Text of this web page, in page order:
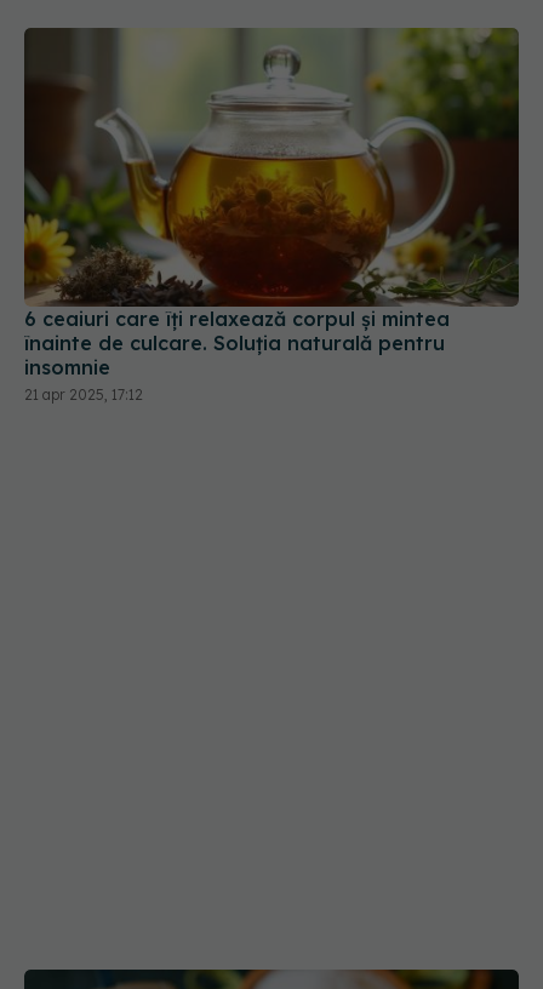
6 ceaiuri care îți relaxează corpul și mintea
înainte de culcare. Soluția naturală pentru
insomnie
21 apr 2025, 17:12